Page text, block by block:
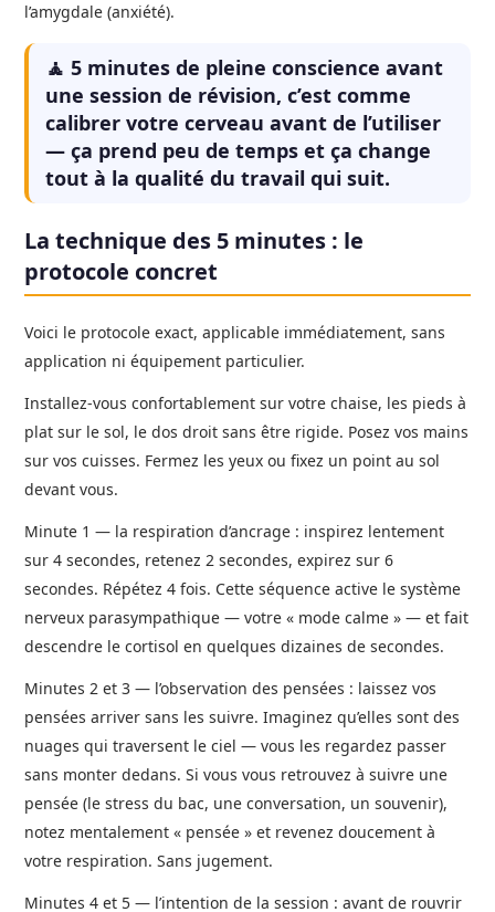
l’amygdale (anxiété).
🧘 5 minutes de pleine conscience avant
une session de révision, c’est comme
calibrer votre cerveau avant de l’utiliser
— ça prend peu de temps et ça change
tout à la qualité du travail qui suit.
La technique des 5 minutes : le
protocole concret
Voici le protocole exact, applicable immédiatement, sans
application ni équipement particulier.
Installez-vous confortablement sur votre chaise, les pieds à
plat sur le sol, le dos droit sans être rigide. Posez vos mains
sur vos cuisses. Fermez les yeux ou fixez un point au sol
devant vous.
Minute 1 — la respiration d’ancrage : inspirez lentement
sur 4 secondes, retenez 2 secondes, expirez sur 6
secondes. Répétez 4 fois. Cette séquence active le système
nerveux parasympathique — votre « mode calme » — et fait
descendre le cortisol en quelques dizaines de secondes.
Minutes 2 et 3 — l’observation des pensées : laissez vos
pensées arriver sans les suivre. Imaginez qu’elles sont des
nuages qui traversent le ciel — vous les regardez passer
sans monter dedans. Si vous vous retrouvez à suivre une
pensée (le stress du bac, une conversation, un souvenir),
notez mentalement « pensée » et revenez doucement à
votre respiration. Sans jugement.
Minutes 4 et 5 — l’intention de la session : avant de rouvrir